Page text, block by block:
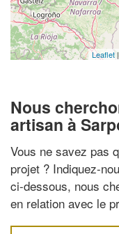
Leaflet
Nous
artisan à
Vous ne savez pas
projet ? Indiquez-
ci-dessous, nous
en relation avec le